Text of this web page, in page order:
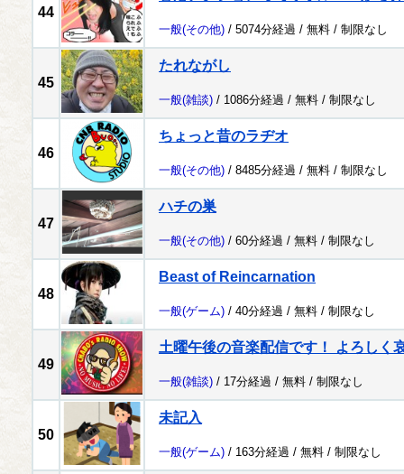
44
一般(その他) / 5074分経過 / 無料 / 制限なし
45
たれながし
一般(雑談) / 1086分経過 / 無料 / 制限なし
46
ちょっと昔のラヂオ
一般(その他) / 8485分経過 / 無料 / 制限なし
47
ハチの巣
一般(その他) / 60分経過 / 無料 / 制限なし
48
Beast of Reincarnation
一般(ゲーム) / 40分経過 / 無料 / 制限なし
49
土曜午後の音楽配信です！ よろしく
一般(雑談) / 17分経過 / 無料 / 制限なし
50
未記入
一般(ゲーム) / 163分経過 / 無料 / 制限なし